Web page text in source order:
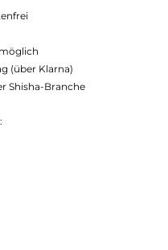
(über Klarna)
Shisha-Branche